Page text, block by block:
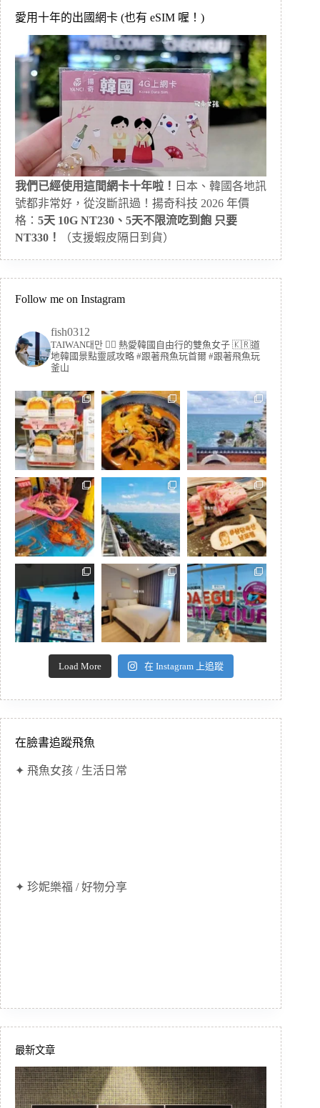
愛用十年的出國網卡 (也有 eSIM 喔！)
我們已經使用這間網卡十年啦！ 日本、韓國各地訊
號都非常好，從沒斷訊過！揚奇科技 2026 年價
格： 5天 10G NT230、5天不限流吃到飽 只要
NT330！
（支援蝦皮隔日到貨）
Follow me on Instagram
fish0312
TAIWAN대만 🏳️‍🌈 熱愛韓國自由行的雙魚女子 🇰🇷道
地韓國景點靈感攻略 #跟著飛魚玩首爾 #跟著飛魚玩
釜山
Load More 在 Instagram 上追蹤
在臉書追蹤飛魚
✦ 飛魚女孩 / 生活日常
✦ 珍妮樂福 / 好物分享
最新文章